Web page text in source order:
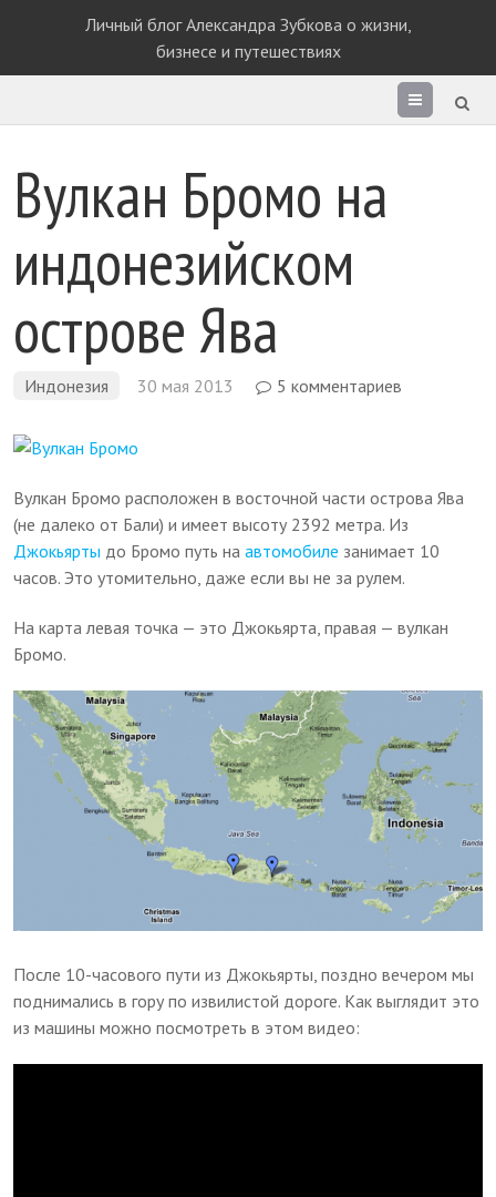
Личный блог Александра Зубкова о жизни,
бизнесе и путешествиях
Вулкан Бромо на
индонезийском
острове Ява
Индонезия 30 мая 2013 5 комментариев
Вулкан Бромо расположен в восточной части острова Ява
(не далеко от Бали) и имеет высоту 2392 метра. Из
Джокьярты до Бромо путь наавтомобиле занимает 10
часов. Это утомительно, даже если вы не за рулем.
На карта левая точка — это Джокьярта, правая — вулкан
Бромо.
После 10-часового пути из Джокьярты, поздно вечером мы
поднимались в гору по извилистой дороге. Как выглядит это
из машины можно посмотреть в этом видео: